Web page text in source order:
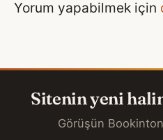
Yorum yapabilmek için
Sitenin yeni
Görüşün